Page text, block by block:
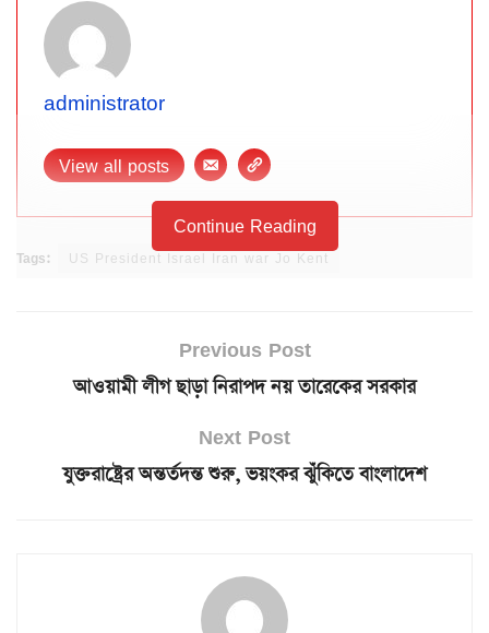
administrator
View all posts
Continue Reading
Tags: US President Israel Iran war Jo Kent
Previous Post
আওয়ামী লীগ ছাড়া নিরাপদ নয় তারেকের সরকার
Next Post
যুক্তরাষ্ট্রের অন্তর্তদন্ত শুরু, ভয়ংকর ঝুঁকিতে বাংলাদেশ